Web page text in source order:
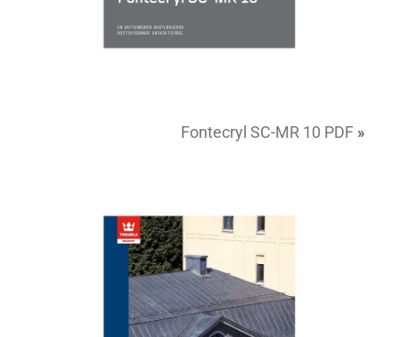
Fontecryl SC-MR 10 PDF »